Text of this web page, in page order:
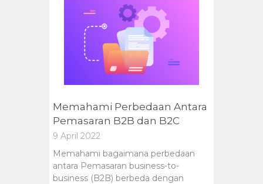
Memahami Perbedaan Antara
Pemasaran B2B dan B2C
9 April 2022
Memahami bagaimana perbedaan
antara Pemasaran business-to-
business (B2B) berbeda dengan